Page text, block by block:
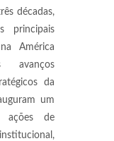
décadas,
principais
América
avanços
da
um
ações de